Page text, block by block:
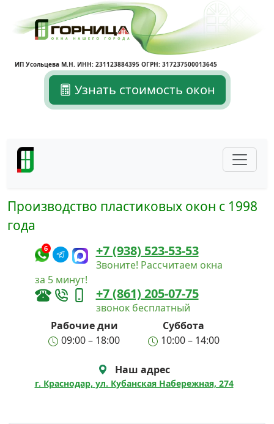
ИП Усольцева М.Н. ИНН: 231123884395 ОГРН: 317237500013645
Узнать стоимость окон
Производство пластиковых окон с 1998
года
6 +7 (938) 523-53-53
Звоните! Рассчитаем окна
за 5 минут!
+7 (861) 205-07-75
звонок бесплатный
Рабочие дни
Суббота
09:00 – 18:00
10:00 – 14:00
Наш адрес
г. Краснодар, ул. Кубанская Набережная, 274